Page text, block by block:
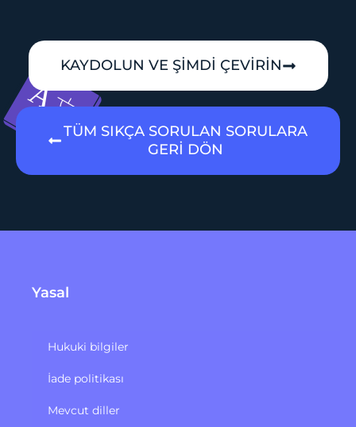
KAYDOLUN VE ŞİMDİ ÇEVİRİN
TÜM SIKÇA SORULAN SORULARA
GERİ DÖN
Yasal
Hukuki bilgiler
İade politikası
Mevcut diller